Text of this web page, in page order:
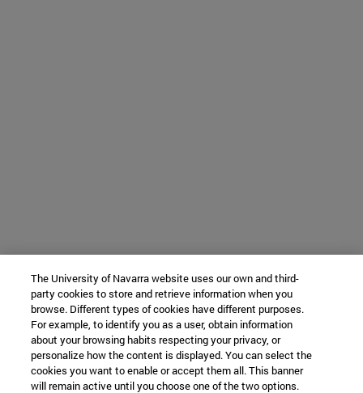
The University of Navarra website uses our own and third-
party cookies to store and retrieve information when you
browse. Different types of cookies have different purposes.
For example, to identify you as a user, obtain information
about your browsing habits respecting your privacy, or
personalize how the content is displayed. You can select the
cookies you want to enable or accept them all. This banner
will remain active until you choose one of the two options.